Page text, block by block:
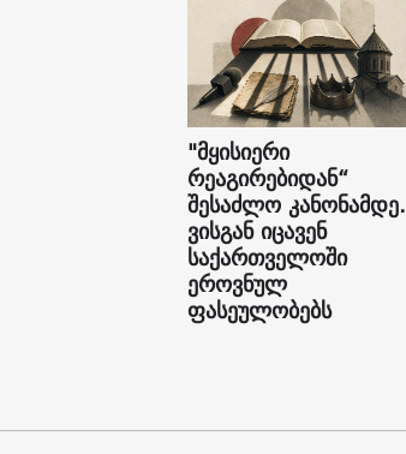
"მყისიერი
რეაგირებიდან“
შესაძლო კანონამდე.
ვისგან იცავენ
საქართველოში
ეროვნულ
ფასეულობებს